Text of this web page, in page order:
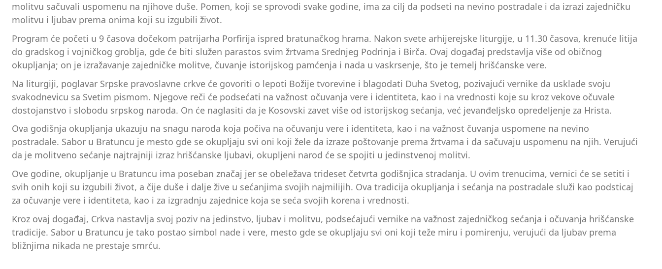
molitvu sačuvali uspomenu na njihove duše. Pomen, koji se sprovodi svake godine, ima za cilj da podseti na nevino postradale i da izrazi zajedničku
molitvu i ljubav prema onima koji su izgubili život.
Program će početi u 9 časova dočekom patrijarha Porfirija ispred bratunačkog hrama. Nakon svete arhijerejske liturgije, u 11.30 časova, krenuće litija
do gradskog i vojničkog groblja, gde će biti služen parastos svim žrtvama Srednjeg Podrinja i Birča. Ovaj događaj predstavlja više od običnog
okupljanja; on je izražavanje zajedničke molitve, čuvanje istorijskog pamćenja i nada u vaskrsenje, što je temelj hrišćanske vere.
Na liturgiji, poglavar Srpske pravoslavne crkve će govoriti o lepoti Božije tvorevine i blagodati Duha Svetog, pozivajući vernike da usklade svoju
svakodnevicu sa Svetim pismom. Njegove reči će podsećati na važnost očuvanja vere i identiteta, kao i na vrednosti koje su kroz vekove očuvale
dostojanstvo i slobodu srpskog naroda. On će naglasiti da je Kosovski zavet više od istorijskog sećanja, već jevanđeljsko opredeljenje za Hrista.
Ova godišnja okupljanja ukazuju na snagu naroda koja počiva na očuvanju vere i identiteta, kao i na važnost čuvanja uspomene na nevino
postradale. Sabor u Bratuncu je mesto gde se okupljaju svi oni koji žele da izraze poštovanje prema žrtvama i da sačuvaju uspomenu na njih. Verujući
da je molitveno sećanje najtrajniji izraz hrišćanske ljubavi, okupljeni narod će se spojiti u jedinstvenoj molitvi.
Ove godine, okupljanje u Bratuncu ima poseban značaj jer se obeležava trideset četvrta godišnjica stradanja. U ovim trenucima, vernici će se setiti i
svih onih koji su izgubili život, a čije duše i dalje žive u sećanjima svojih najmilijih. Ova tradicija okupljanja i sećanja na postradale služi kao podsticaj
za očuvanje vere i identiteta, kao i za izgradnju zajednice koja se seća svojih korena i vrednosti.
Kroz ovaj događaj, Crkva nastavlja svoj poziv na jedinstvo, ljubav i molitvu, podsećajući vernike na važnost zajedničkog sećanja i očuvanja hrišćanske
tradicije. Sabor u Bratuncu je tako postao simbol nade i vere, mesto gde se okupljaju svi oni koji teže miru i pomirenju, verujući da ljubav prema
bližnjima nikada ne prestaje smrću.